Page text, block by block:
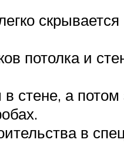
потолка и
стене, а
в